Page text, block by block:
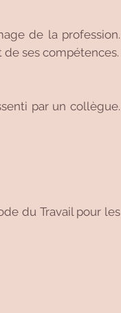
de la profession.
de ses compétences.
par un collègue.
du Travail pour les